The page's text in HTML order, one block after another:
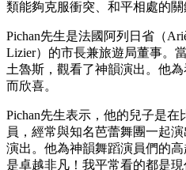
類能夠克服衝突、和平相處的關
Pichan先生是法國阿列日省（
Lizier）的市長兼旅遊局董事。
土魯斯，觀看了神韻演出。他
而欣喜。
Pichan先生表示，他的兒子是
員，經常與知名芭蕾舞團一起
演出。他為神韻舞蹈演員們的
是卓越非凡！我平常看的都是